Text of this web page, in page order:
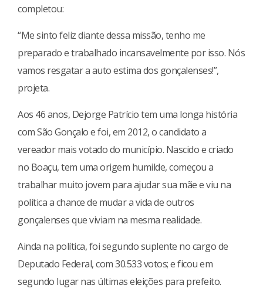
completou:
“Me sinto feliz diante dessa missão, tenho me
preparado e trabalhado incansavelmente por isso. Nós
vamos resgatar a auto estima dos gonçalenses!”,
projeta.
Aos 46 anos, Dejorge Patrício tem uma longa história
com São Gonçalo e foi, em 2012, o candidato a
vereador mais votado do município. Nascido e criado
no Boaçu, tem uma origem humilde, começou a
trabalhar muito jovem para ajudar sua mãe e viu na
política a chance de mudar a vida de outros
gonçalenses que viviam na mesma realidade.
Ainda na política, foi segundo suplente no cargo de
Deputado Federal, com 30.533 votos; e ficou em
segundo lugar nas últimas eleições para prefeito.